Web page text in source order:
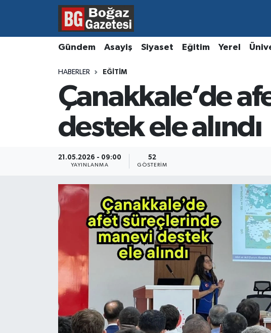
Gündem Asayiş Siyaset Eğitim Yerel
HABERLER EĞITIM
Çanakkale’de
destek ele alındı
21.05.2026 - 09:00
YAYINLANMA
52
GÖSTERIM
Asayiş
Ekonomi
Resmi İlanlar
Hava Durumu
Süper Lig Puan Durumu ve Fikstür
Tüm Manşetler
Haber Arşivi